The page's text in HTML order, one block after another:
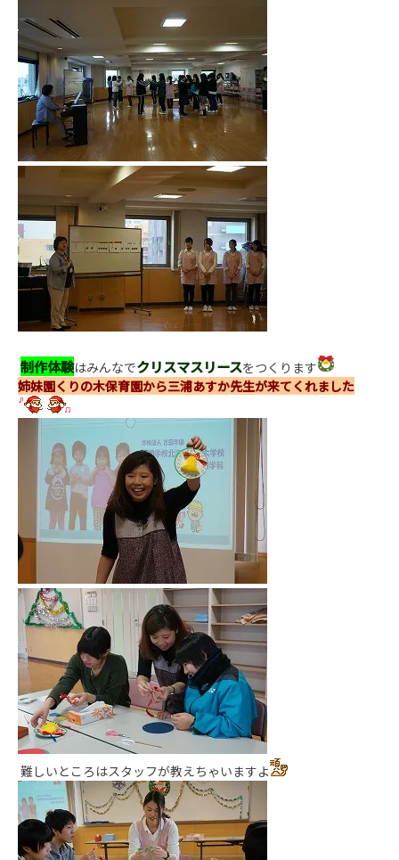
制作体験はみんなでクリスマスリースをつくります
姉妹園くりの木保育園から三浦あすか先生が来てくれました
難しいところはスタッフが教えちゃいますよ